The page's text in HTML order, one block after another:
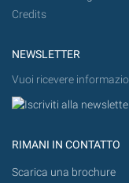
Credits
NEWSLETTER
Vuoi ricevere
RIMANI IN CONTATTO
Scarica una brochure